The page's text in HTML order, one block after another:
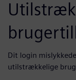
Dit login
utilstrækkelige